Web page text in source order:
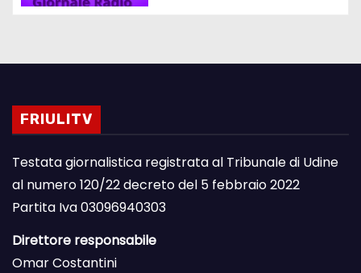
FRIULITV
Testata giornalistica registrata al Tribunale di Udine
al numero 120/22 decreto del 5 febbraio 2022
Partita Iva 03096940303
Direttore responsabile
Omar Costantini